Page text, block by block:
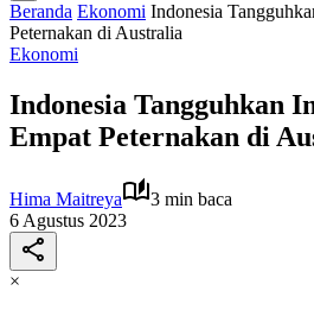
Beranda Ekonomi Indonesia
Peternakan di Australia
Ekonomi
Indonesia Tangguhkan
Empat Peternakan di
Hima Maitreya
3 min baca
6 Agustus 2023
×